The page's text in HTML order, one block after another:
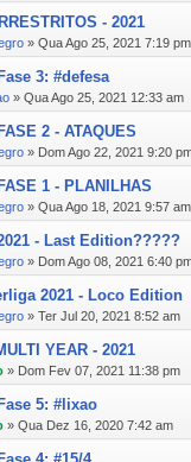
- 2021
» Qua Ago 25, 2021 7:19 pm
3: #defesa
» Qua Ago 25, 2021 12:33 am
2 - ATAQUES
» Dom Ago 22, 2021 9:20
1 - PLANILHAS
» Qua Ago 18, 2021 9:57 am
- Last Edition?????
» Dom Ago 08, 2021 6:40
2021 - Loco Edition
» Ter Jul 20, 2021 8:52 am
YEAR - 2021
» Dom Fev 07, 2021 11:38 pm
5: #lixao
» Qua Dez 16, 2020 7:42 am